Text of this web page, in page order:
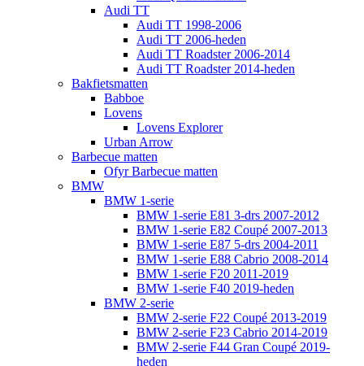
Audi TT
Audi TT 1998-2006
Audi TT 2006-heden
Audi TT Roadster 2006-2014
Audi TT Roadster 2014-heden
Bakfietsmatten
Babboe
Lovens
Lovens Explorer
Urban Arrow
Barbecue matten
Ofyr Barbecue matten
BMW
BMW 1-serie
BMW 1-serie E81 3-drs 2007-2012
BMW 1-serie E82 Coupé 2007-2013
BMW 1-serie E87 5-drs 2004-2011
BMW 1-serie E88 Cabrio 2008-2014
BMW 1-serie F20 2011-2019
BMW 1-serie F40 2019-heden
BMW 2-serie
BMW 2-serie F22 Coupé 2013-2019
BMW 2-serie F23 Cabrio 2014-2019
BMW 2-serie F44 Gran Coupé 2019-
heden